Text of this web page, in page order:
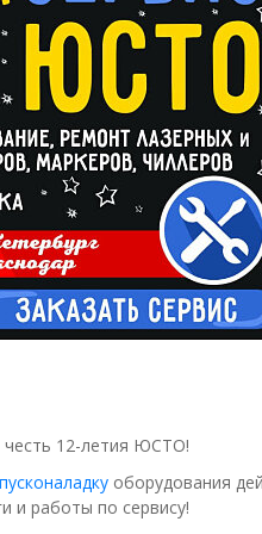
12-летия ЮСТО!
оборудования
и работы по сервису!